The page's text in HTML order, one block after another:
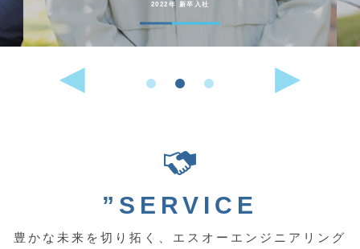
2022年 新卒入社
”SERVICE
豊かな未来を切り拓く、エスオーエンジニアリング